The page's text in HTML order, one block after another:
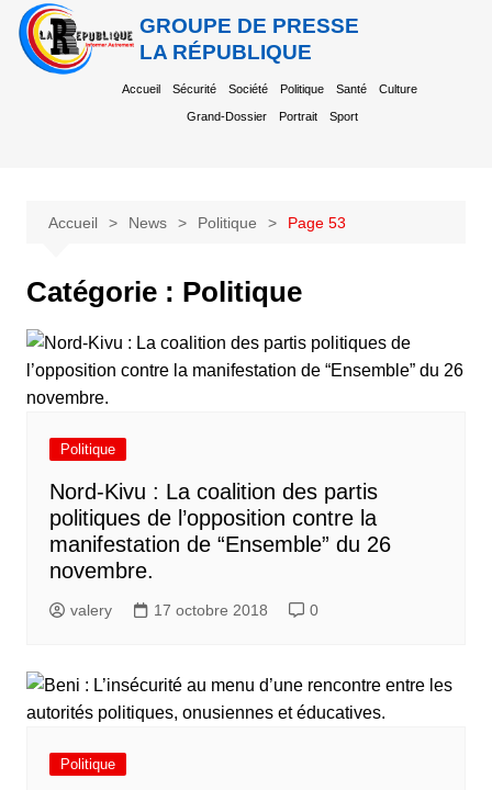
GROUPE DE PRESSE
LA RÉPUBLIQUE
Accueil Sécurité Société Politique Santé Culture
Grand-Dossier Portrait Sport
Accueil News Politique Page 53
Catégorie : Politique
Politique
Nord-Kivu : La coalition des partis
politiques de l’opposition contre la
manifestation de “Ensemble” du 26
novembre.
valery 17 octobre 2018 0
Politique